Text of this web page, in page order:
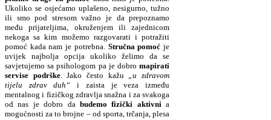
Ukoliko se osjećamo uplašeno, nesigurno, tužno
ili smo pod stresom važno je da prepoznamo
među prijateljima, okruženjem ili zajednicom
nekoga sa kim možemo razgovarati i potražiti
pomoć kada nam je potrebna. Stručna pomoćje
uvijek najbolja opcija ukoliko želimo da se
savjetujemo sa psihologom pa je dobromapirati
servise podrške. Jako često kažu
„u zdravom
tijelu zdrav duh“i zaista je veza između
mentalnog i fizičkog zdravlja snažna i za svakoga
od nas je dobro da budemo fizički aktivnia
mogućnosti za to brojne – od sporta, trčanja, plesa